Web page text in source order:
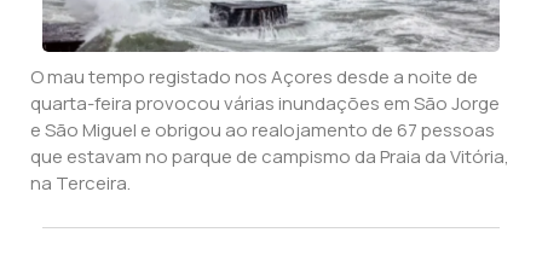
O mau tempo registado nos Açores desde a noite de
quarta-feira provocou várias inundações em São Jorge
e São Miguel e obrigou ao realojamento de 67 pessoas
que estavam no parque de campismo da Praia da Vitória,
na Terceira.